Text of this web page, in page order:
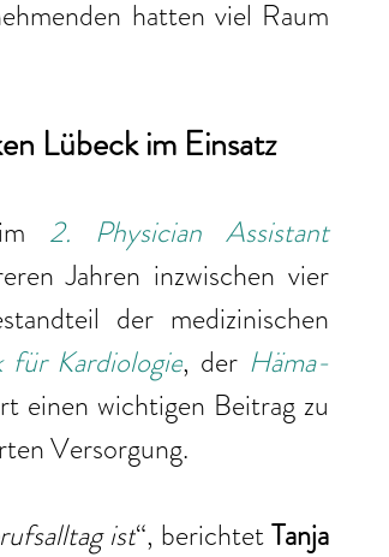
hatten viel Raum
Lübeck im Einsatz
2. Physician Assistant
Jahren inzwischen vier
der medizinischen
für Kardiologie, der Häma-
einen wichtigen Beitrag zu
Versorgung.
ist“, berichtet Tanja